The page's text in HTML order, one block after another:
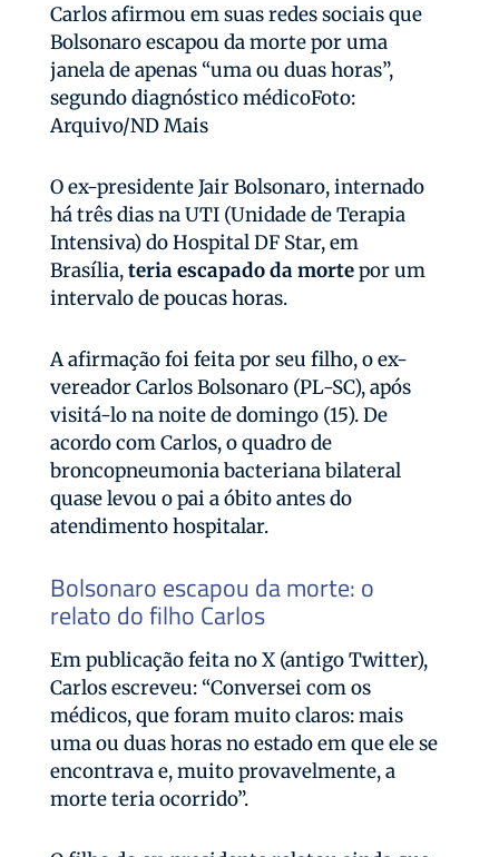
Carlos afirmou em suas redes sociais que
Bolsonaro escapou da morte por uma
janela de apenas “uma ou duas horas”,
segundo diagnóstico médicoFoto:
Arquivo/ND Mais
O ex-presidente Jair Bolsonaro, internado
há três dias na UTI (Unidade de Terapia
Intensiva) do Hospital DF Star, em
Brasília,teria escapado da mortepor um
intervalo de poucas horas.
A afirmação foi feita por seu filho, o ex-
vereador Carlos Bolsonaro (PL-SC), após
visitá-lo na noite de domingo (15). De
acordo com Carlos, o quadro de
broncopneumonia bacteriana bilateral
quase levou o pai a óbito antes do
atendimento hospitalar.
Bolsonaro escapou da morte: o
relato do filho Carlos
Em publicação feita no X (antigo Twitter),
Carlos escreveu: “Conversei com os
médicos, que foram muito claros: mais
uma ou duas horas no estado em que ele se
encontrava e, muito provavelmente, a
morte teria ocorrido”.